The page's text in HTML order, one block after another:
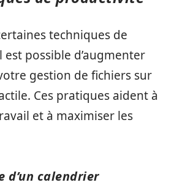
techniques de
possible d’augmenter
gestion de fichiers sur
Ces pratiques aident à
et à maximiser les
d’un calendrier